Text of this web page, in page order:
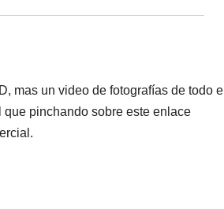
mas un video de fotografías de todo el
pinchando sobre este enlace